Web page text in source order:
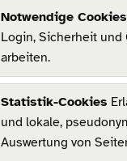
Notwendige Cookies
Login, Sicherheit
arbeiten.
Statistik-Cookies
und lokale,
Auswertung von